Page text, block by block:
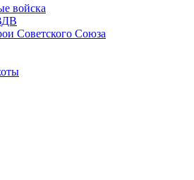
войска
Советского Союза